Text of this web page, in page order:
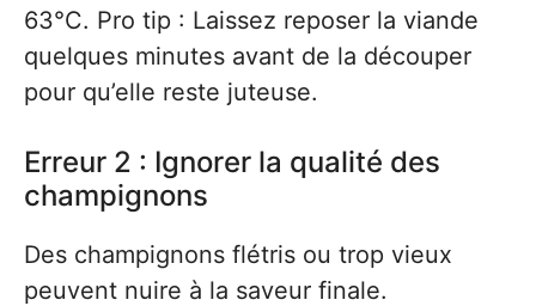
63°C. Pro tip : Laissez reposer la viande
quelques minutes avant de la découper
pour qu’elle reste juteuse.
Erreur 2 : Ignorer la qualité des
champignons
Des champignons flétris ou trop vieux
peuvent nuire à la saveur finale.